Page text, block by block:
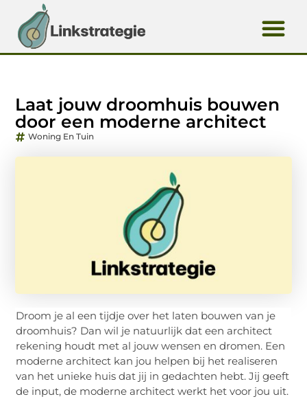
Laat jouw droomhuis bouwen
door een moderne architect
Woning En Tuin
Droom je al een tijdje over het laten bouwen van je
droomhuis? Dan wil je natuurlijk dat een architect
rekening houdt met al jouw wensen en dromen. Een
moderne architect kan jou helpen bij het realiseren
van het unieke huis dat jij in gedachten hebt. Jij geeft
de input, de moderne architect werkt het voor jou uit.